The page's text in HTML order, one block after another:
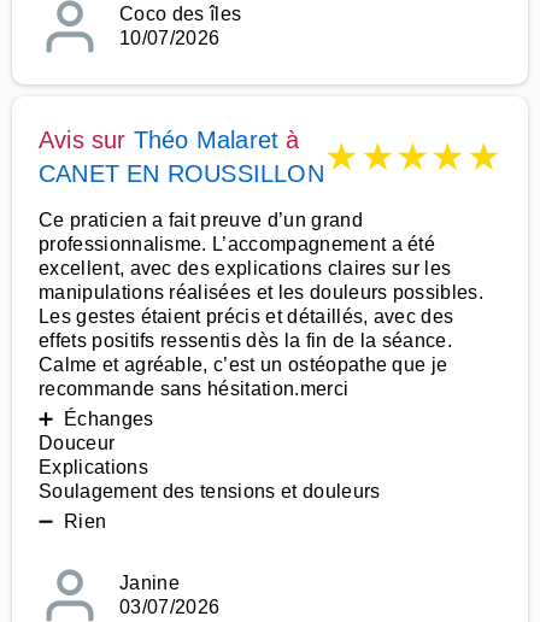
Coco des îles
10/07/2026
Avis sur Théo Malaret à
CANET EN ROUSSILLON★★★★★
Ce praticien a fait preuve d’un grand
professionnalisme. L’accompagnement a été
excellent, avec des explications claires sur les
manipulations réalisées et les douleurs possibles.
Les gestes étaient précis et détaillés, avec des
effets positifs ressentis dès la fin de la séance.
Calme et agréable, c’est un ostéopathe que je
recommande sans hésitation.merci
➕ Échanges
Douceur
Explications
Soulagement des tensions et douleurs
➖ Rien
Janine
03/07/2026